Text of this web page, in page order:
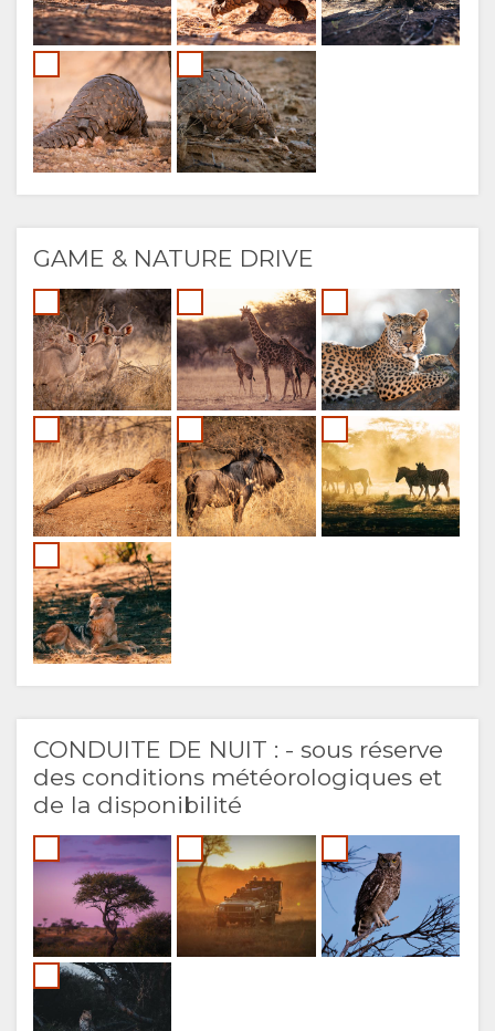
GAME & NATURE DRIVE
CONDUITE DE NUIT : - sous réserve
des conditions météorologiques et
de la disponibilité